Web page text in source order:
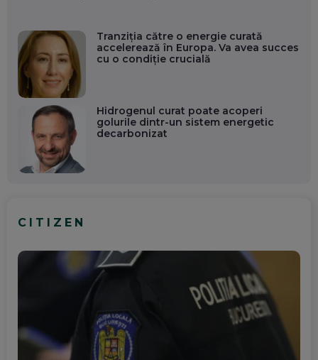
Tranziția către o energie curată
accelerează în Europa. Va avea succes
cu o condiție crucială
Hidrogenul curat poate acoperi
golurile dintr-un sistem energetic
decarbonizat
CITIZEN